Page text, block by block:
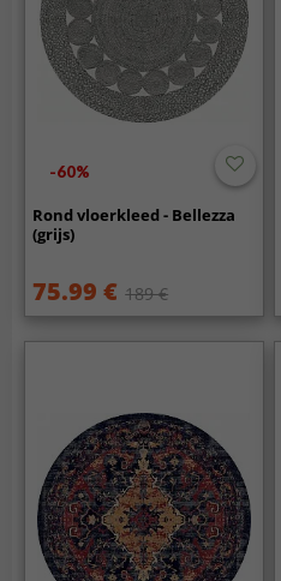
-60%
Rond vloerkleed - Bellezza
(grijs)
75.99 € 189 €